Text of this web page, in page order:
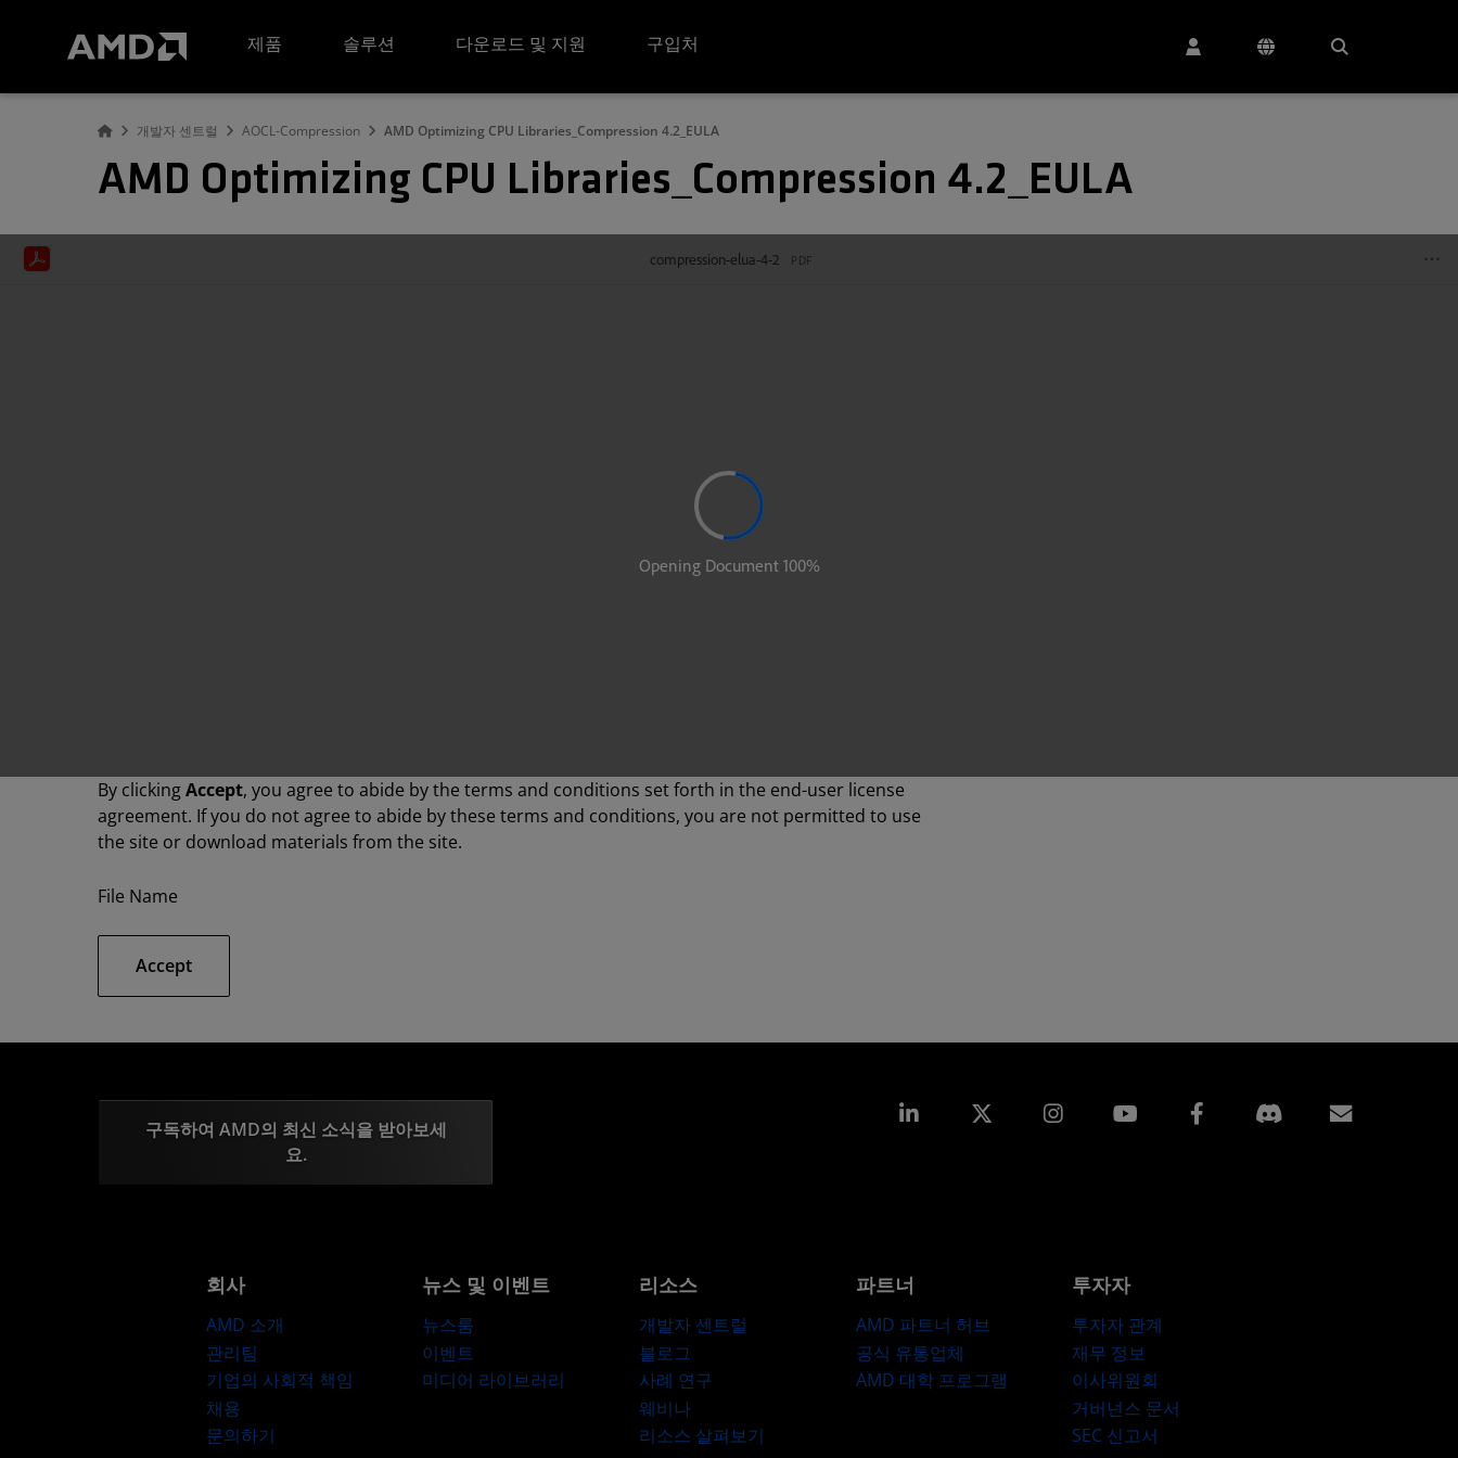
제품
솔루션 다운로드 및 지원 구입처
개발자 센트럴 AOCL-Compression AMD Optimizing CPU Libraries_Compression 4.2_EULA
AMD Optimizing CPU Libraries_Compression 4.2_EULA
By clickingAccept, you agree to abide by the terms and conditions set forth in the end-user license
agreement. If you do not agree to abide by these terms and conditions, you are not permitted to use
the site or download materials from the site.
File Name
Accept
구독하여 AMD의 최신 소식을 받아보세
요.
Linkedin Instagram Facebook
회사
AMD 소개
관리팀
기업의 사회적 책임
채용
문의하기
뉴스 및 이벤트
뉴스룸
이벤트
미디어 라이브러리
리소스
개발자 센트럴
블로그
사례 연구
웨비나
리소스 살펴보기
파트너
AMD 파트너 허브
공식 유통업체
AMD 대학 프로그램
투자자
투자자 관계
재무 정보
이사위원회
거버넌스 문서
SEC 신고서